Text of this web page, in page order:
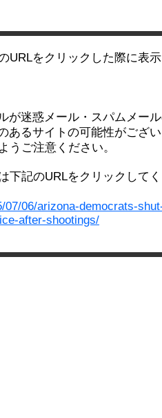
URLをクリックした際に表
が迷惑メール・スパムメー
あるサイトの可能性がござ
うご注意ください。
下記のURLをクリックして
07/06/arizona-democrats-
after-shootings/